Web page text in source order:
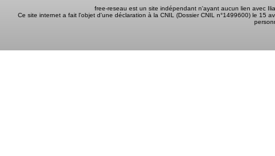
free-reseau est un site indépendant n'ayant aucun lien avec
Ce site internet a fait l'objet d'une déclaration à la CNIL (Dossier CNIL n°1499600) le 15